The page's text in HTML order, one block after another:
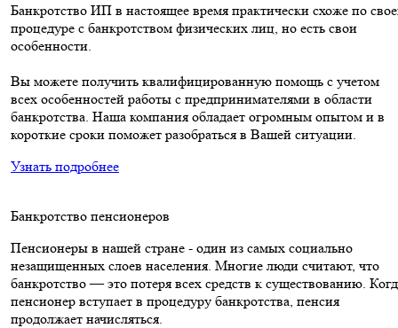
Банкротство ИП в настоящее время практически схоже по
процедуре с банкротством физических лиц, но есть свои
особенности.
Вы можете получить квалифицированную помощь с учетом
всех особенностей работы с предпринимателями в области
банкротства. Наша компания обладает огромным опытом и в
короткие сроки поможет разобраться в Вашей ситуации.
Узнать подробнее
Банкротство пенсионеров
Пенсионеры в нашей стране - один из самых социально
незащищенных слоев населения. Многие люди считают, что
банкротство — это потеря всех средств к существованию.
пенсионер вступает в процедуру банкротства, пенсия
продолжает начисляться.